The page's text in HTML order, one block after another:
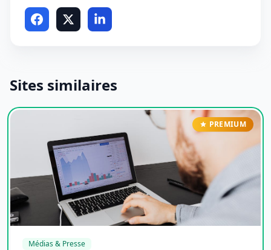
Sites similaires
PREMIUM
Médias & Presse